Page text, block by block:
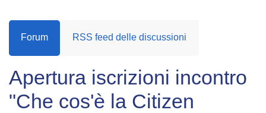
Forum RSS feed delle discussioni
Apertura iscrizioni incontro
"Che cos'è la Citizen